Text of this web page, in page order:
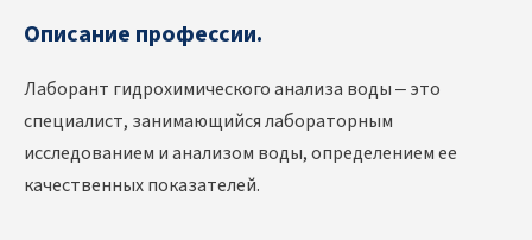
Описание профессии.
Лаборант гидрохимического анализа воды – это
специалист, занимающийся лабораторным
исследованием и анализом воды, определением ее
качественных показателей.